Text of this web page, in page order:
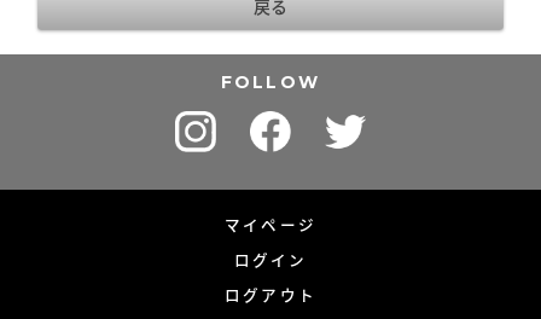
FOLLOW
マイページ
ログイン
ログアウト